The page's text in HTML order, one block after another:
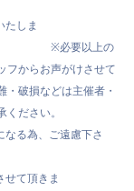
しま
上の
フからお声がけさせて
破損などは主催者・
ださい。
る為、ご遠慮下さ
て頂きま